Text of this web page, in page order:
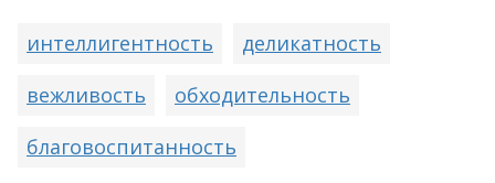
интеллигентность
деликатность
вежливость
обходительность
благовоспитанность